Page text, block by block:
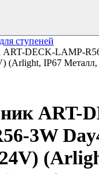
ступеней
ART-DECK-LAMP-
(Arlight, IP67 Металл,
ART-
3W